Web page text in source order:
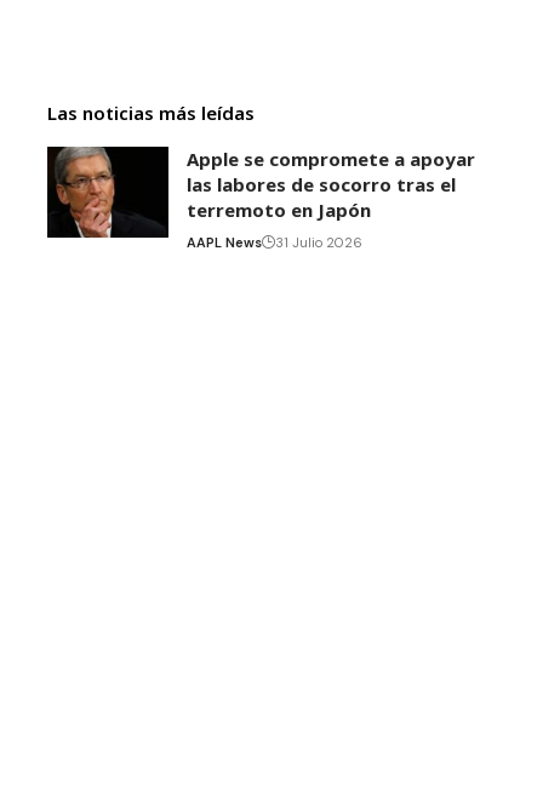
Las noticias más leídas
Apple se compromete a apoyar
las labores de socorro tras el
terremoto en Japón
AAPL News 31 Julio 2026